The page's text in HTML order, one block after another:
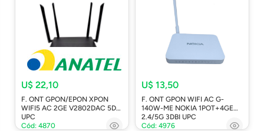
U$ 22,10
F. ONT GPON/EPON XPON
WIFI5 AC 2GE V2802DAC 5DBI
UPC
Cód: 4870
U$ 13,50
F. ONT GPON WIFI AC G-
140W-ME NOKIA 1POT+4GE
2.4/5G 3DBI UPC
Cód: 4976